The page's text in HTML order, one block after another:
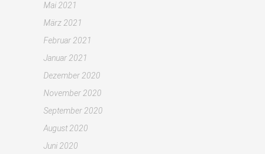
Mai 2021
März 2021
Februar 2021
Januar 2021
Dezember 2020
November 2020
September 2020
August 2020
Juni 2020